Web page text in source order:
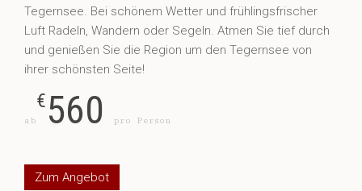
Tegernsee. Bei schönem Wetter und frühlingsfrischer
Luft Radeln, Wandern oder Segeln. Atmen Sie tief durch
und genießen Sie die Region um den Tegernsee von
ihrer schönsten Seite!
ab
€560 pro Person
Zum Angebot